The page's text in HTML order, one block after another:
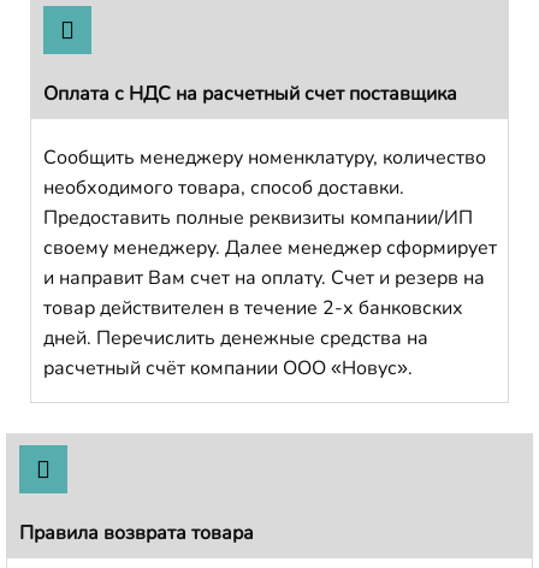
Оплата с НДС на расчетный счет поставщика
Сообщить менеджеру номенклатуру, количество
необходимого товара, способ доставки.
Предоставить полные реквизиты компании/ИП
своему менеджеру. Далее менеджер сформирует
и направит Вам счет на оплату. Счет и резерв на
товар действителен в течение 2-х банковских
дней. Перечислить денежные средства на
расчетный счёт компании ООО «Новус».
Правила возврата товара